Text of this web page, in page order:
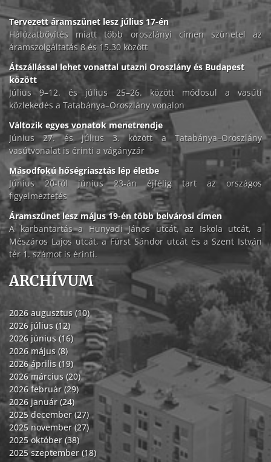
Tervezett áramszünet lesz július 17-én
Hálózatbővítés miatt több oroszlányi címen szünetel az
áramszolgáltatás 8 és 15.30 között
Átszállással lehet vonattal utazni Oroszlány és Budapest
között
Július 9–12. és július 25–26. között módosul a vasúti
közlekedés a Tatabánya–Oroszlány vonalon
Változik egyes vonatok menetrendje
Június 27. és július 3. között a Tatabánya–Oroszlány
vasútvonalat is érinti a vágányzár
Másodfokú hőségriasztás lép életbe
Június 20-tól június 23-án éjfélig tart az országos
figyelmeztetés
Áramszünet lesz május 19-én több belvárosi címen
A karbantartás a Hunyadi János utcát, az Iskola utcát, a
Mészáros Lajos utcát, a Fürst Sándor utcát és a Szent István
tér 1. számot is érinti.
ARCHÍVUM
2026 augusztus (10)
2026 július (12)
2026 június (16)
2026 május (8)
2026 április (19)
2026 március (20)
2026 február (29)
2026 január (24)
2025 december (27)
2025 november (27)
2025 október (38)
2025 szeptember (18)